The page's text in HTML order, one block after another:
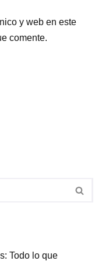
y web en este
comente.
Todo lo que